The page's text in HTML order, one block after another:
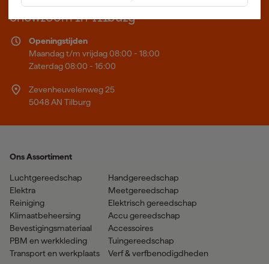
Meer over ons
Showroom in Tilburg
Openingstijden
Maandag t/m vrijdag 08:00 - 18:00
Zaterdag 08:00 - 16:00
Zevenheuvelenweg 25
5048 AN Tilburg
Ons Assortiment
Luchtgereedschap
Elektra
Reiniging
Klimaatbeheersing
Bevestigingsmateriaal
PBM en werkkleding
Transport en werkplaats
Handgereedschap
Meetgereedschap
Elektrisch gereedschap
Accu gereedschap
Accessoires
Tuingereedschap
Verf & verfbenodigdheden